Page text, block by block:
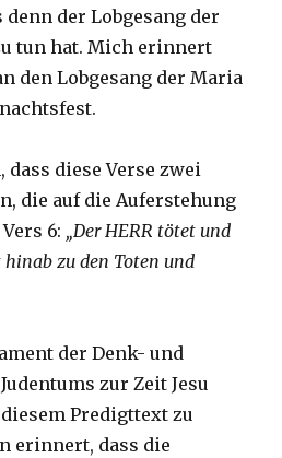
der Lobgesang der
tun hat. Mich erinnert
den Lobgesang der Maria
diese Verse zwei
die auf die Auferstehung
6: „Der HERR tötet und
zu den Toten und
der Denk- und
zur Zeit Jesu
Predigttext zu
erinnert, dass die